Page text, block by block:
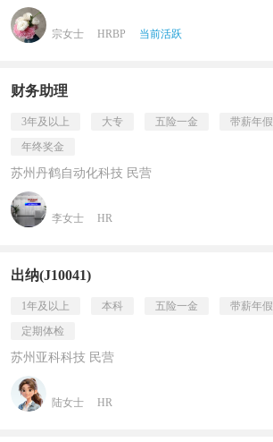
宗女士 HRBP 当前活跃
财务助理
3年及以上 大专 五险一金 带薪年假
年终奖金
苏州丹鹤自动化科技 民营
李女士 HR
出纳(J10041)
1年及以上 本科 五险一金 带薪年假
定期体检
苏州亚科科技 民营
陆女士 HR